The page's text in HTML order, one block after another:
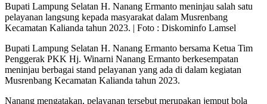
Bupati Lampung Selatan H. Nanang Ermanto meninjau salah satu
pelayanan langsung kepada masyarakat dalam Musrenbang
Kecamatan Kalianda tahun 2023. | Foto : Diskominfo Lamsel
Bupati Lampung Selatan H. Nanang Ermanto bersama Ketua Tim
Penggerak PKK Hj. Winarni Nanang Ermanto berkesempatan
meninjau berbagai stand pelayanan yang ada di dalam kegiatan
Musrenbang Kecamatan Kalianda tahun 2023.
Nanang mengatakan, pelayanan tersebut merupakan jemput bola